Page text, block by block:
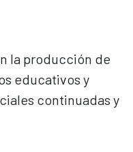
la producción de
educativos y
continuadas y